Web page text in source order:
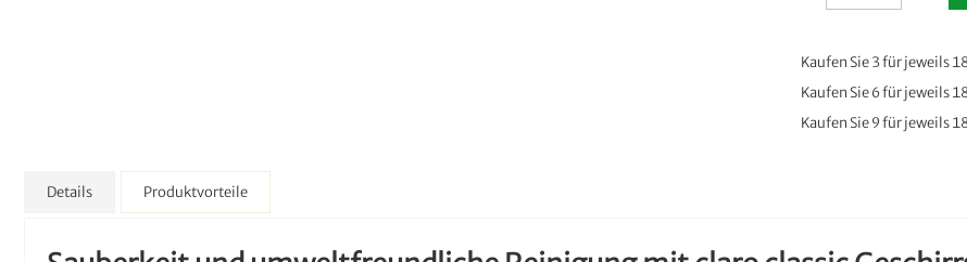
Kaufen Sie 3 für jeweils
Kaufen Sie 6 für jeweils
Kaufen Sie 9 für jeweils
Details Produktvorteile